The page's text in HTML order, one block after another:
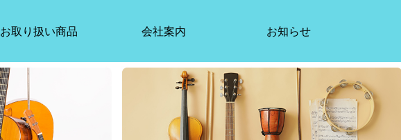
お取り扱い商品 会社案内 お知らせ